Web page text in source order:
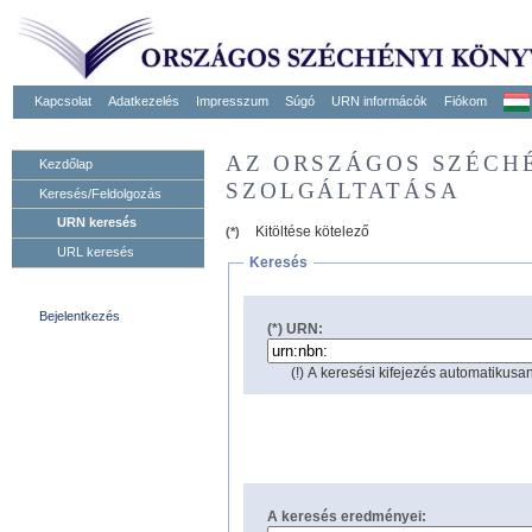
Kapcsolat Adatkezelés Impresszum Súgó URN informácók Fiókom
Kezdőlap
Keresés/Feldolgozás
URN keresés
URL keresés
Bejelentkezés
AZ ORSZÁGOS
SZOLGÁLTATÁSA
(*)
Kitöltése kötelező
Keresés
(*) URN:
(!) A keresési kifejezés
A keresés eredményei: